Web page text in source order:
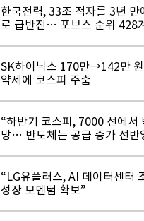
한국전력, 33조 적자를 3년
로 급반전… 포브스 순위 428
SK하이닉스 170만→142만
약세에 코스피 주춤
“하반기 코스피, 7000 선에서
망… 반도체는 공급 증가 선반
“LG유플러스, AI 데이터센터
성장 모멘텀 확보”